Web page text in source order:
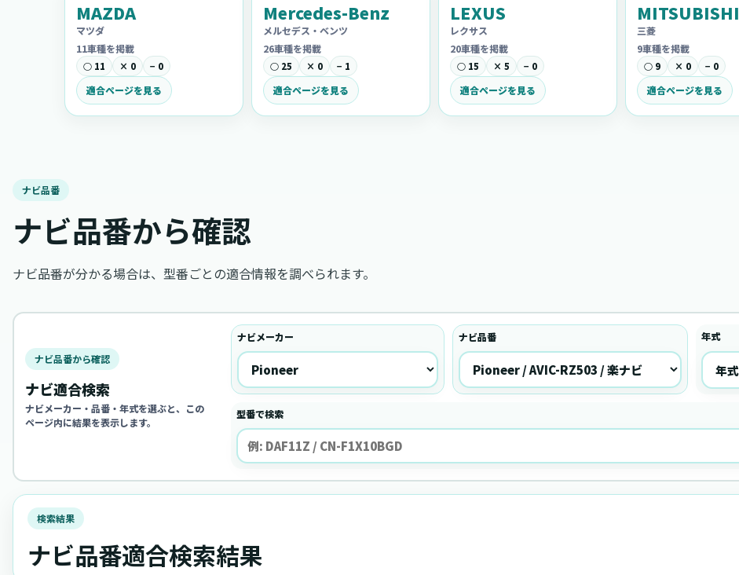
MAZDA
マツダ
11車種を掲載
○ 11 × 0 − 0
適合ページを見る
Mercedes-Benz
メルセデス・ベンツ
26車種を掲載
○ 25 × 0 − 1
適合ページを見る
LEXUS
レクサス
20車種を掲載
○ 15 × 5 − 0
適合ページを見る
MITSUBISHI
三菱
9車種を掲載
○ 9 × 0 − 0
適合ページを見る
ナビ品番
ナビ品番から確認
ナビ品番が分かる場合は、型番ごとの適合情報を調べられます。
ナビ品番から確認
ナビ適合検索
ナビメーカー・品番・年式を選ぶと、この
ページ内に結果を表示します。
ナビメーカー ナビ品番 年式
型番で検索
検索結果
ナビ品番適合検索結果